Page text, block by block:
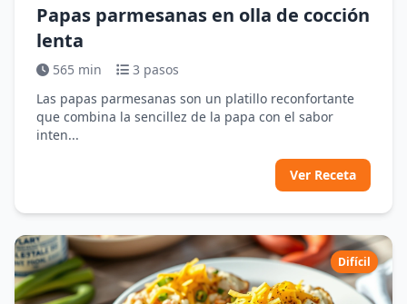
Papas parmesanas en olla de cocción
lenta
565 min
3 pasos
Las papas parmesanas son un platillo reconfortante
que combina la sencillez de la papa con el sabor
inten...
Ver Receta
Difícil